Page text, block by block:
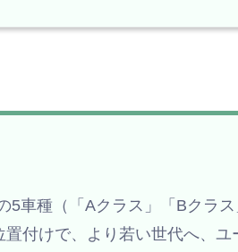
5車種（「Aクラス」「Bクラ
付けで、より若い世代へ、ユ